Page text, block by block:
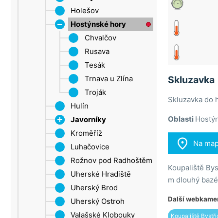
Šluknovský výběžek
Ústí nad Labem
Žatec
Roštín
Holešov
Hostýnské hory
Chvalčov
Rusava
Tesák
Trnava u Zlína
Troják
Hulín
Javorníky
Velké Karlovice
Kroměříž
Luhačovice
Rožnov pod Radhoštěm
Uherské Hradiště
Uherský Brod
Uherský Ostroh
Valašské Klobouky
Skluzavka
Skluzavka do
Oblasti
 Na
Koupaliště
m dlouhý
Další
Koupaliště